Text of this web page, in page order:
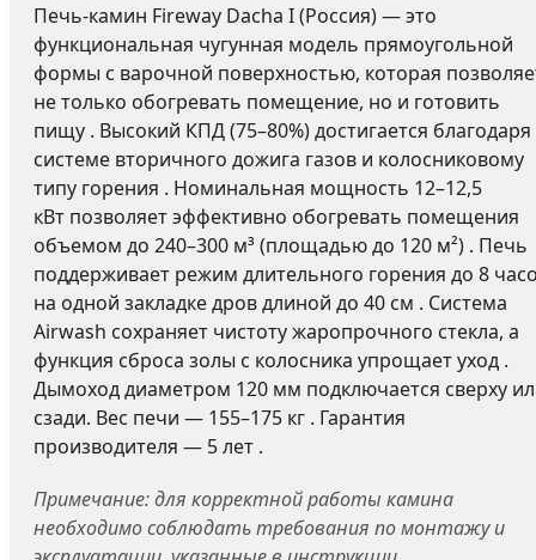
Печь-камин Fireway Dacha I (Россия) — это
функциональная чугунная модель прямоугольной
формы с варочной поверхностью, которая
не только обогревать помещение, но и готовить
пищу . Высокий КПД (75–80%) достигается благодаря
системе вторичного дожига газов и колосниковому
типу горения . Номинальная мощность 12–12,5
кВт позволяет эффективно обогревать помещения
объемом до 240–300 м³ (площадью до 120 м²) . Печь
поддерживает режим длительного горения до 8
на одной закладке дров длиной до 40 см . Система
Airwash сохраняет чистоту жаропрочного стекла, а
функция сброса золы с колосника упрощает уход .
Дымоход диаметром 120 мм подключается сверху
сзади. Вес печи — 155–175 кг . Гарантия
производителя — 5 лет .
Примечание: для корректной работы камина
необходимо соблюдать требования по монтажу и